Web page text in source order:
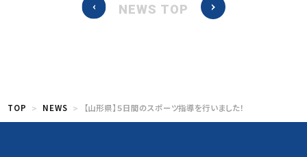
NEWS TOP
TOP NEWS 【山形県】５日間のスポーツ指導を行いました！